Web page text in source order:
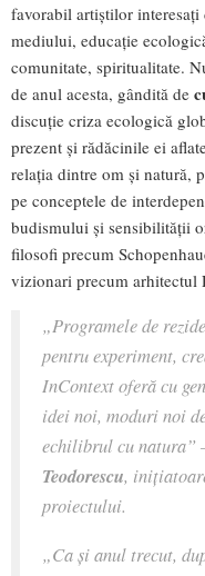
favorabil artiștilor
mediului, educaţie
comunitate, spiritualitate.
de anul acesta, gândită de
discuție criza ecologică
prezent și rădăcinile ei
relația dintre om și natură,
pe conceptele de
budismului și sensibilității
filosofi precum
vizionari precum arhitectul
„Programele de
pentru experiment,
InContext oferă cu
idei noi, moduri noi
echilibrul cu natura”
Teodorescu,
proiectului.
„Ca și anul trecut,